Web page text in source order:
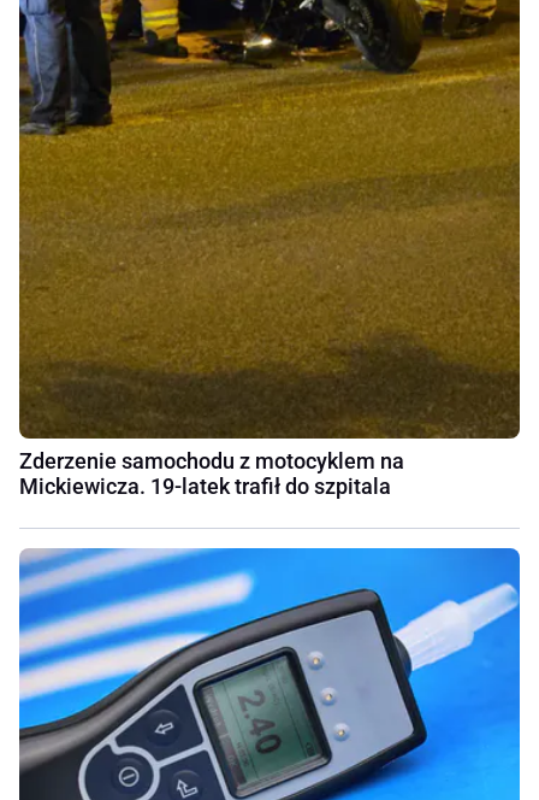
Zderzenie samochodu z motocyklem na
Mickiewicza. 19-latek trafił do szpitala